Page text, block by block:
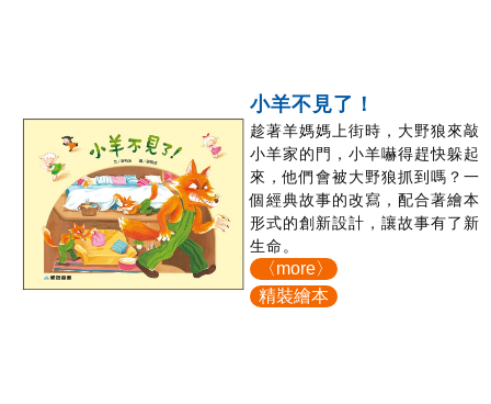
小羊不見了！
趁著羊媽媽上街時，大野狼來敲
小羊家的門，小羊嚇得趕快躲起
來，他們會被大野狼抓到嗎？一
個經典故事的改寫，配合著繪本
形式的創新設計，讓故事有了新
生命。
〈more〉
精裝繪本